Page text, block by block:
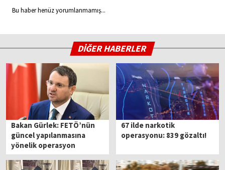
Bu haber henüz yorumlanmamış...
DİĞER HABERLER
Bakan Gürlek: FETÖ’nün
güncel yapılanmasına
yönelik operasyon
hazırlığımız var
67 ilde narkotik
operasyonu: 839 gözaltı!